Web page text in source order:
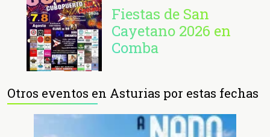
Fiestas de San
Cayetano 2026 en
Comba
Otros eventos en Asturias por estas fechas